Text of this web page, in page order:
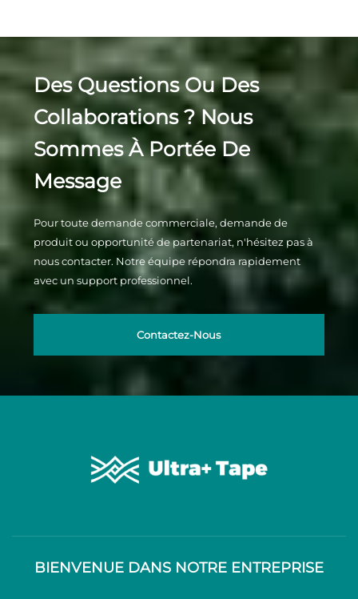
Des Questions Ou Des
Collaborations ? Nous
Sommes À Portée De
Message
Pour toute demande commerciale, demande de
produit ou opportunité de partenariat, n'hésitez pas à
nous contacter. Notre équipe répondra rapidement
avec un support professionnel.
Contactez-Nous
BIENVENUE DANS NOTRE ENTREPRISE